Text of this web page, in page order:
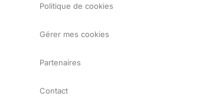
Politique de cookies
Gérer mes cookies
Partenaires
Contact